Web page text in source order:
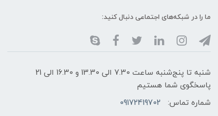
ما را در شبکه‌های اجتماعی دنبال کنید:
شنبه تا پنج‌شنبه ساعت 7.30 الی 13.30 و 16.30 الی 21
پاسخگوی شما هستیم
شماره تماس:
09172419702